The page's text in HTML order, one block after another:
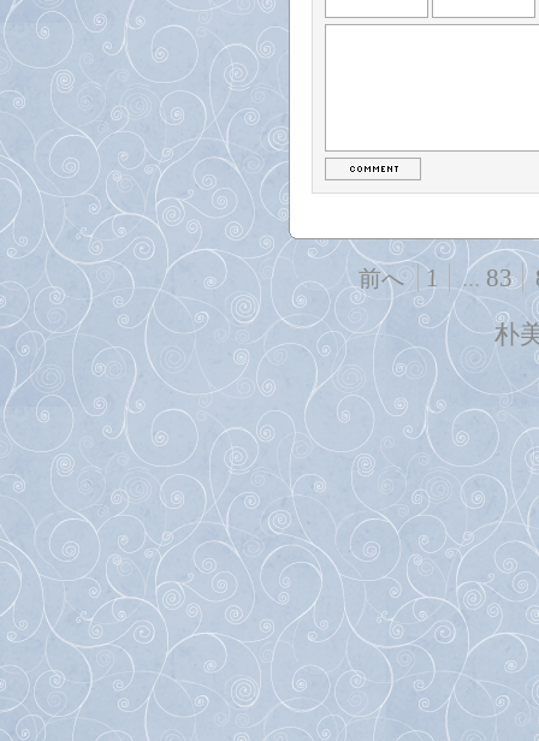
前へ 1 ... 83
朴